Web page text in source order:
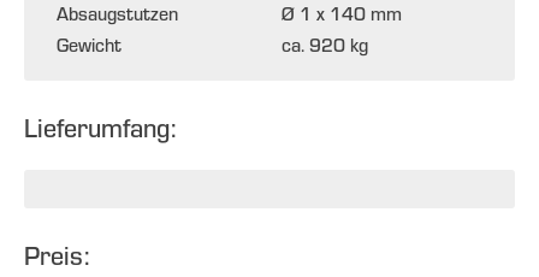
Absaugstutzen
Ø 1 x 140 mm
Gewicht
ca. 920 kg
Lieferumfang:
Preis: